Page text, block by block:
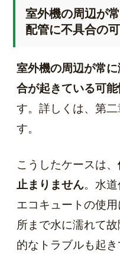
室外機の周辺が
配管に不具合の
室外機の周辺が常
合が起きている可能
す。詳しくは、第
す。
こうしたケースは、
止まりません。水道
エコキュートの使
所まで水に濡れて
的なトラブルも起